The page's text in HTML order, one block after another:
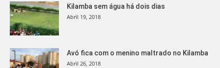
Kilamba sem água há dois dias
Abril 19, 2018
Avó fica com o menino maltrado no Kilamba
Abril 26, 2018